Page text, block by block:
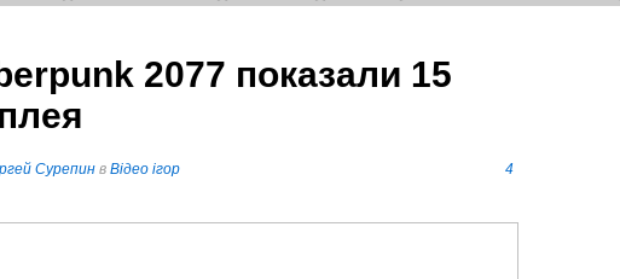
2077 показали 15
Сурепин в Відео ігор 4